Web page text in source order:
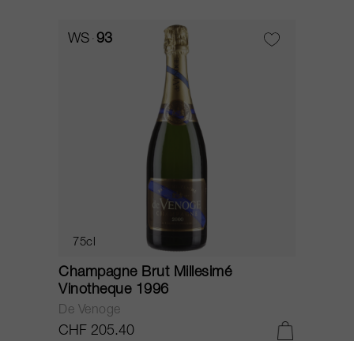
WS 93
75cl
Champagne Brut Millesimé
Vinotheque 1996
De Venoge
CHF 205.40